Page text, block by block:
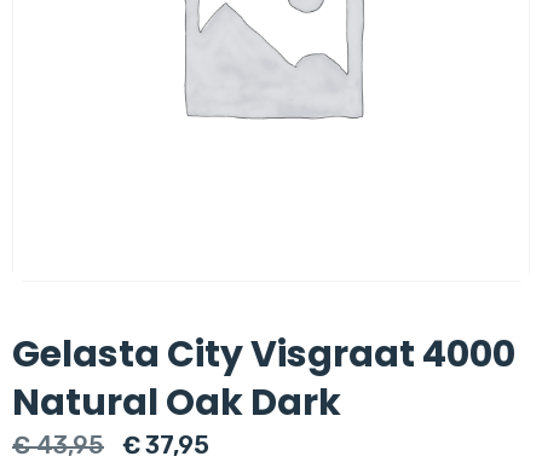
Gelasta City Visgraat 4000
Natural Oak Dark
€43,95
Oorspronkelijke
€37,95